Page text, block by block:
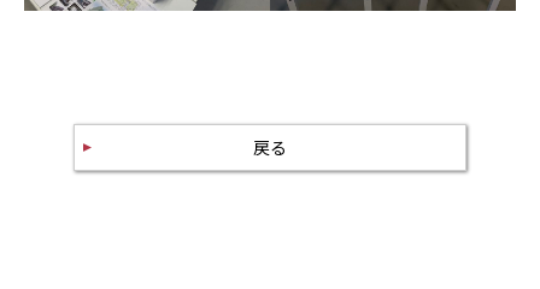
戻る